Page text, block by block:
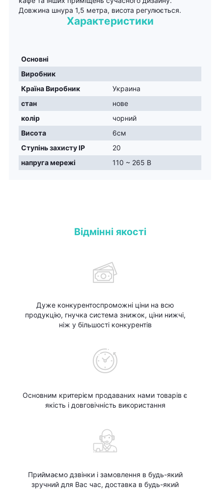
Довжина шнура 1,5 метра, висота регулюється.
Характеристики
Основні
Виробник
Країна Виробник
Украина
стан
нове
колір
чорний
Висота
6см
Ступінь захисту IP
20
напруга мережі
110 ~ 265 В
Відмінні якості
Дуже конкурентоспроможні ціни на всю
продукцію, гнучка система знижок, ціни нижчі,
ніж у більшості конкурентів
Основним критерієм продаваних нами товарів є
якість і довговічність використання
Приймаємо дзвінки і замовлення в будь-який
зручний для Вас час, доставка в будь-який